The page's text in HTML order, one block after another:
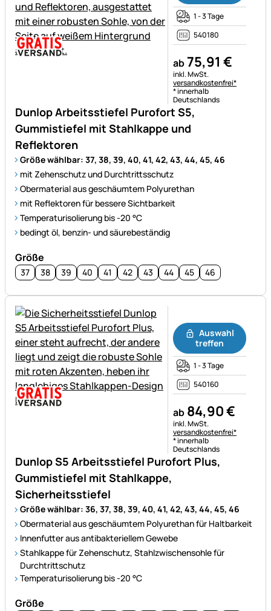
Dunlop Arbeitsstiefel Purofort S5,
Gummistiefel mit Stahlkappe und
Reflektoren
Größe wählbar: 37, 38, 39, 40, 41, 42, 43, 44, 45, 46
mit Zehenschutz und Durchtrittsschutz
Obermaterial aus geschäumtem Polyurethan
mit Reflektoren für bessere Sichtbarkeit
Temperaturisolierung bis -20 °C
bedingt öl, benzin- und säurebeständig
Größe
37 38 39 40 41 42 43 44 45 46
1 - 3 Tage
540180
ab75,91 €
Steuerhinweis:
inkl. MwSt.
versandkostenfrei*
* innerhalb
Deutschlands
Dunlop S5 Arbeitsstiefel Purofort Plus,
Gummistiefel mit Stahlkappe,
Sicherheitsstiefel
Größe wählbar: 36, 37, 38, 39, 40, 41, 42, 43, 44, 45, 46
Obermaterial aus geschäumtem Polyurethan für Haltbarkeit
Innenfutter aus antibakteriellem Gewebe
Stahlkappe für Zehenschutz, Stahlzwischensohle für
Durchtrittschutz
Temperaturisolierung bis -20 °C
Größe
Auswahl
treffen
1 - 3 Tage
540160
ab 84,90€
Steuerhinweis:
inkl. MwSt.
versandkostenfrei*
* innerhalb
Deutschlands